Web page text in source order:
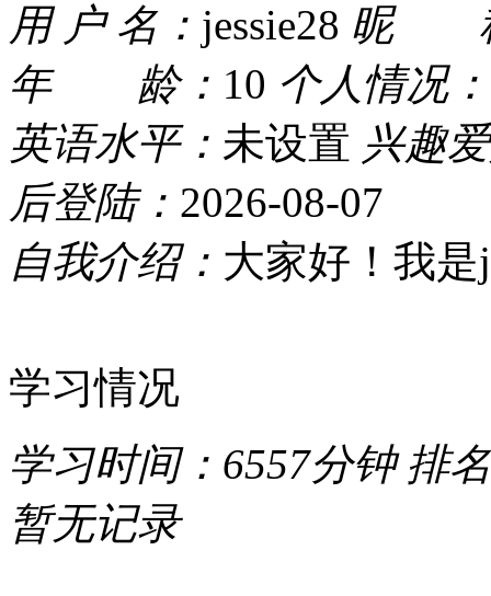
用 户 名： jessie28 昵
年 龄： 10 个人情况：
英语水平： 未设置 兴趣
后登陆： 2026-08-07
自我介绍： 大家好！我是
学习情况
学习时间： 6557分钟 排
暂无记录